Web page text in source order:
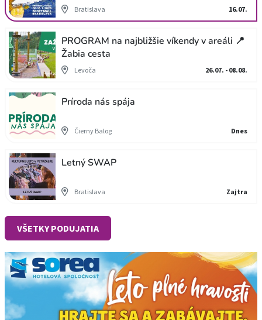
Bratislava 16.07.
PROGRAM na najbližšie víkendy v areáli 📍
Žabia cesta
Levoča 26.07. - 08.08.
Príroda nás spája
Čierny Balog Dnes
Letný SWAP
Bratislava Zajtra
VŠETKY PODUJATIA